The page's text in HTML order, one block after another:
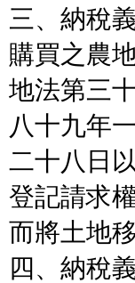
三、納稅
購買之農
地法第三
八十九年
二十八日
登記請求權
而將土地
四、納稅